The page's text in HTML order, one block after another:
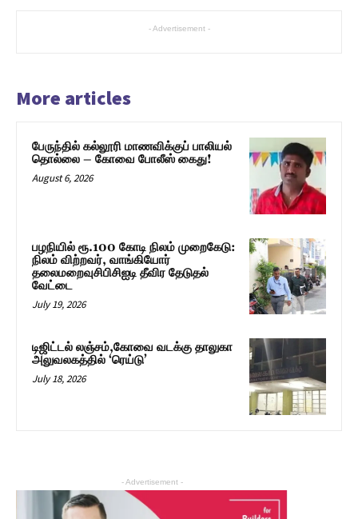
- Advertisement -
More articles
பேருந்தில் கல்லூரி மாணவிக்குப் பாலியல்
தொல்லை – கோவை போலீஸ் கைது!
August 6, 2026
பழநியில் ரூ.100 கோடி நிலம் முறைகேடு:
நிலம் விற்றவர், வாங்கியோர்
தலைமறைவுசிபிசிஐடி தீவிர தேடுதல்
வேட்டை
July 19, 2026
டிஜிட்டல் லஞ்சம்,கோவை வடக்கு தாலுகா
அலுவலகத்தில் ‘ரெய்டு’
July 18, 2026
- Advertisement -